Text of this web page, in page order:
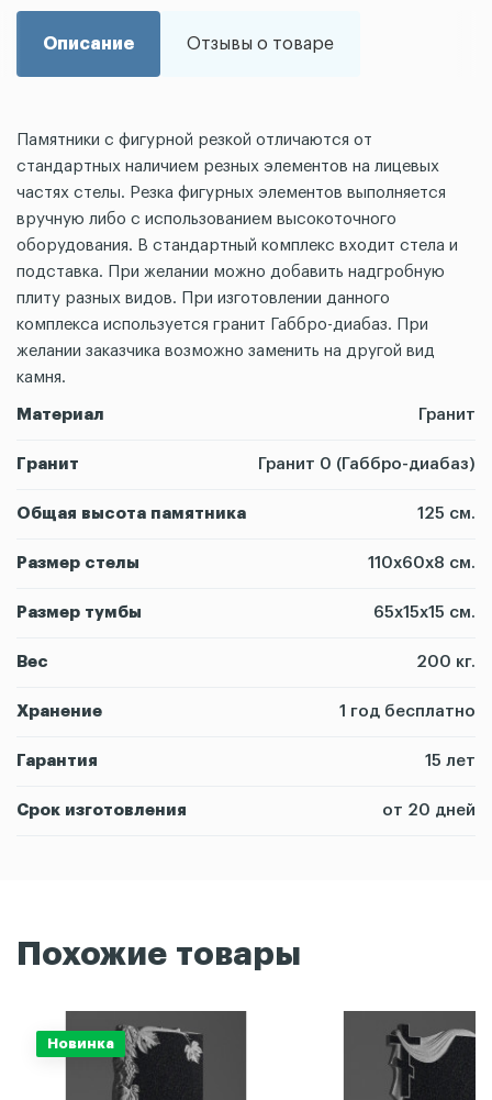
Описание Отзывы о товаре
Памятники с фигурной резкой отличаются от
стандартных наличием резных элементов на лицевых
частях стелы. Резка фигурных элементов выполняется
вручную либо с использованием высокоточного
оборудования. В стандартный комплекс входит стела и
подставка. При желании можно добавить надгробную
плиту разных видов. При изготовлении данного
комплекса используется гранит Габбро-диабаз. При
желании заказчика возможно заменить на другой вид
камня.
Материал Гранит
Гранит Гранит 0 (Габбро-диабаз)
Общая высота памятника 125 см.
Размер стелы 110х60х8 см.
Размер тумбы 65х15х15 см.
Вес 200 кг.
Хранение 1 год бесплатно
Гарантия 15 лет
Срок изготовления от 20 дней
Похожие товары
Новинка